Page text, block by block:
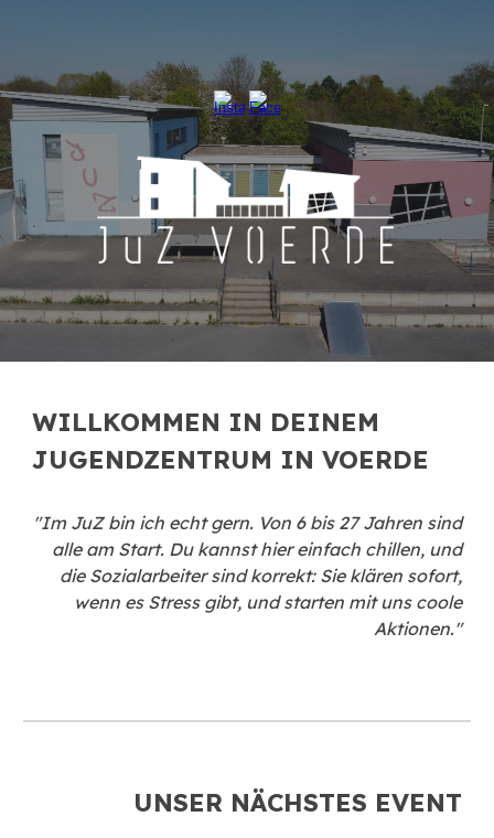
WILLKOMMEN IN DEINEM
JUGENDZENTRUM IN VOERDE
"Im JuZ bin ich echt gern. Von 6 bis 27 Jahren sind
alle am Start. Du kannst hier einfach chillen, und
die Sozialarbeiter sind korrekt: Sie klären sofort,
wenn es Stress gibt, und starten mit uns coole
Aktionen."
UNSER NÄCHSTES EVENT